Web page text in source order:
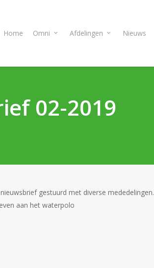
Home Omni Afdelingen Nieuws
02-2019
gestuurd met diverse mededelingen.
aan het waterpolo